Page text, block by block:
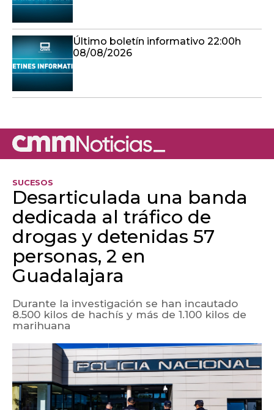
Último boletín informativo 22:00h
08/08/2026
SUCESOS
Desarticulada una banda
dedicada al tráfico de
drogas y detenidas 57
personas, 2 en
Guadalajara
Durante la investigación se han incautado
8.500 kilos de hachís y más de 1.100 kilos de
marihuana